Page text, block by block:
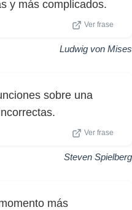
y más complicados.
Ver frase
Ludwig von Mises
sobre una
Ver frase
Steven Spielberg
más